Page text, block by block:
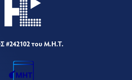
#242102 του Μ.Η.Τ.